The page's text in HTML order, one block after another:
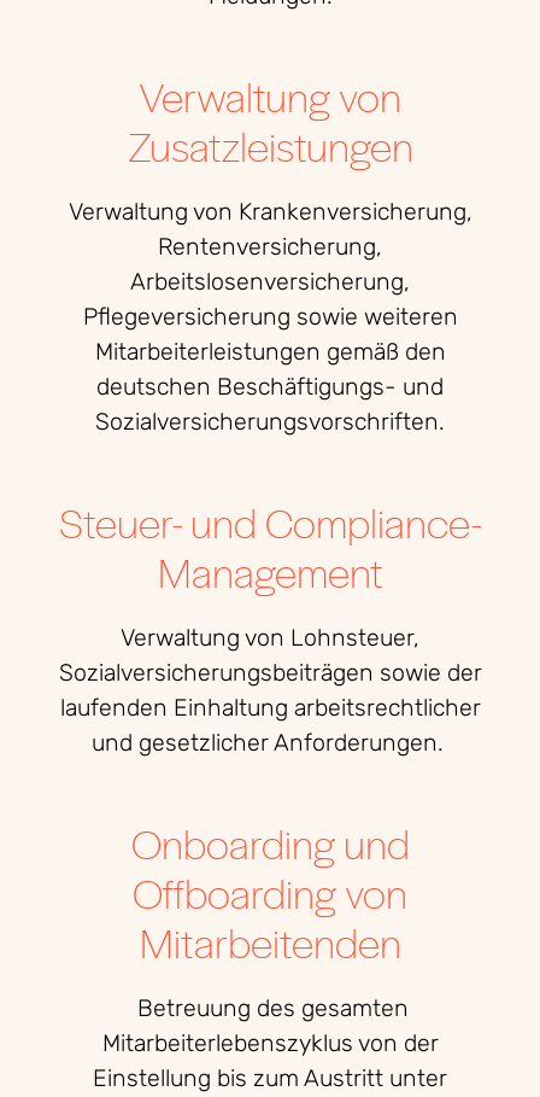
Verwaltung von
Zusatzleistungen
Verwaltung von Krankenversicherung,
Rentenversicherung,
Arbeitslosenversicherung,
Pflegeversicherung sowie weiteren
Mitarbeiterleistungen gemäß den
deutschen Beschäftigungs- und
Sozialversicherungsvorschriften.
Steuer- und Compliance-
Management
Verwaltung von Lohnsteuer,
Sozialversicherungsbeiträgen sowie der
laufenden Einhaltung arbeitsrechtlicher
und gesetzlicher Anforderungen.
Onboarding und
Offboarding von
Mitarbeitenden
Betreuung des gesamten
Mitarbeiterlebenszyklus von der
Einstellung bis zum Austritt unter